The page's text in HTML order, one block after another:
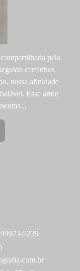
pela
caminhos
nossa afinidade
Esse amor
5239